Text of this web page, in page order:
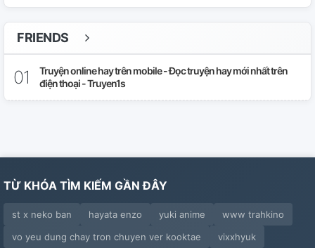
FRIENDS
Truyện online hay trên mobile - Đọc truyện hay mới nhất trên
điện thoại - Truyen1s
TỪ KHÓA TÌM KIẾM GẦN ĐÂY
st x neko ban hayata enzo yuki anime
www trahkino
vo yeu dung chay tron chuyen ver kooktae
vixxhyuk